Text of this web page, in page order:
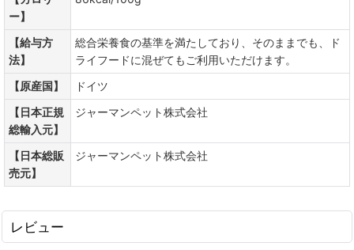
ー】
【給与方
法】
総合栄養食の基準を満たしており、そのままでも、ド
ライフードに混ぜてもご利用いただけます。
【原産国】
ドイツ
【日本正規
総輸入元】
ジャーマンペット株式会社
【日本総販
売元】
ジャーマンペット株式会社
レビュー